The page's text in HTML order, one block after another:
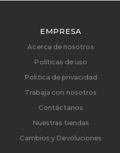
EMPRESA
Acerca de nosotros
Políticas de uso
Política de privacidad
Trabaja con nosotros
Contáctanos
Nuestras tiendas
Cambios y Devoluciones